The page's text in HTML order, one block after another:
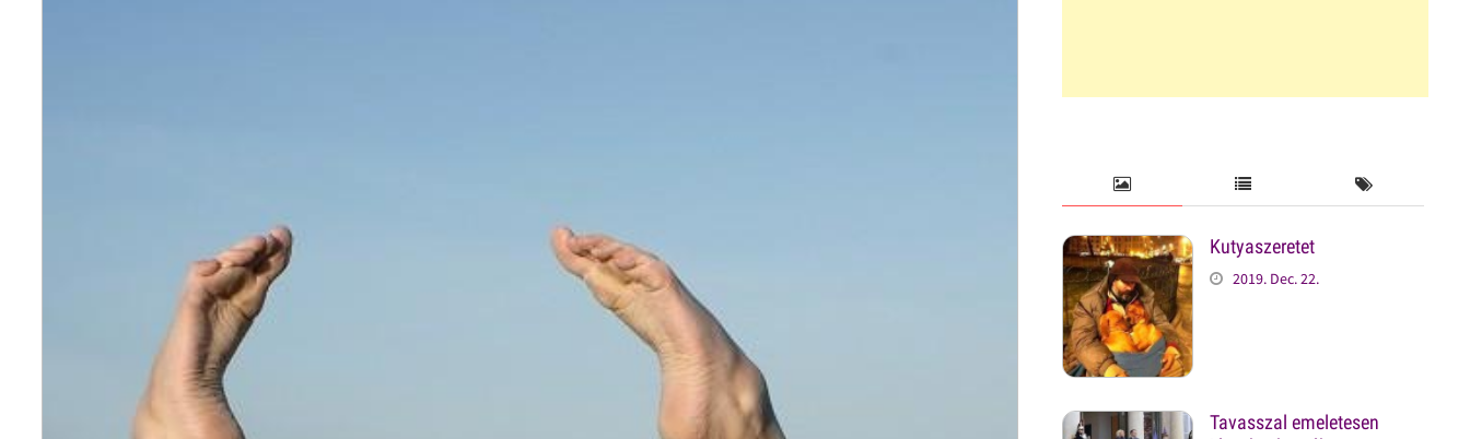
Kutyaszeretet
2019. Dec. 22.
Tavasszal emeletesen